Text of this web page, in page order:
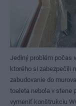
Jediný problém počas
ktorého si zabezpečili
zabudovanie do
toaleta nebola v stene
vymeniť konštrukciu